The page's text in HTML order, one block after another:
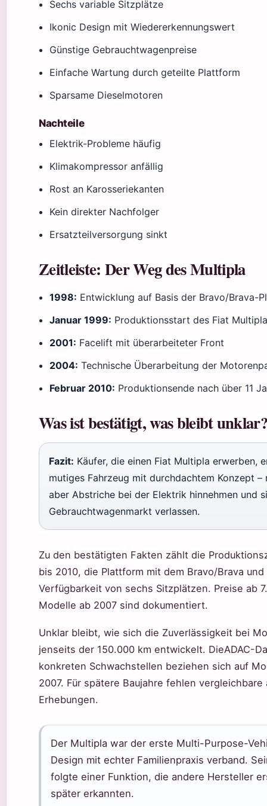
Sechs variable Sitzplätze
Ikonic Design mit Wiedererkennungswert
Günstige Gebrauchtwagenpreise
Einfache Wartung durch geteilte Plattform
Sparsame Dieselmotoren
Nachteile
Elektrik-Probleme häufig
Klimakompressor anfällig
Rost an Karosseriekanten
Kein direkter Nachfolger
Ersatzteilversorgung sinkt
Zeitleiste: Der Weg des Multipla
1998: Entwicklung auf Basis der Bravo/Brava-
Januar 1999: Produktionsstart des Fiat
2001: Facelift mit überarbeiteter Front
2004: Technische Überarbeitung der
Februar 2010: Produktionsende nach über 11
Was ist bestätigt, was bleibt
Fazit: Käufer, die einen Fiat Multipla erwerben,
mutiges Fahrzeug mit durchdachtem Konzept –
aber Abstriche bei der Elektrik hinnehmen und
Gebrauchtwagenmarkt verlassen.
Zu den bestätigten Fakten zählt die
bis 2010, die Plattform mit dem Bravo/Brava und
Verfügbarkeit von sechs Sitzplätzen. Preise ab
Modelle ab 2007 sind dokumentiert.
Unklar bleibt, wie sich die Zuverlässigkeit bei
jenseits der 150.000 km entwickelt. DieADAC-
konkreten Schwachstellen beziehen sich auf
2007. Für spätere Baujahre fehlen vergleichbare
Erhebungen.
Der Multipla war der erste Multi-Purpose-
Design mit echter Familienpraxis verband.
folgte einer Funktion, die andere Hersteller
später erkannten.